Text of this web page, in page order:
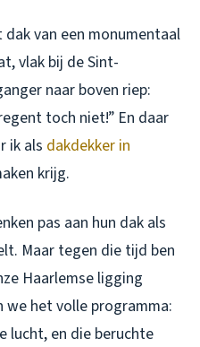
van een monumentaal
vlak bij de Sint-
naar boven riep:
toch niet!” En daar
ik als dakdekker in
krijg.
pas aan hun dak als
Maar tegen die tijd ben
Haarlemse ligging
we het volle programma:
lucht, en die beruchte